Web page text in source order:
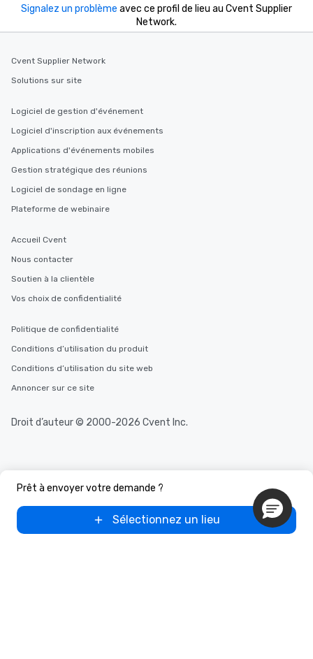
Prêt à envoyer votre demande ?
Sélectionnez un lieu
Signalez un problème avec ce profil de lieu au Cvent Supplier
Network.
Cvent Supplier Network
Solutions sur site
Logiciel de gestion d'événement
Logiciel d'inscription aux événements
Applications d'événements mobiles
Gestion stratégique des réunions
Logiciel de sondage en ligne
Plateforme de webinaire
Accueil Cvent
Nous contacter
Soutien à la clientèle
Vos choix de confidentialité
Politique de confidentialité
Conditions d’utilisation du produit
Conditions d’utilisation du site web
Annoncer sur ce site
Droit d’auteur © 2000-2026 Cvent Inc.